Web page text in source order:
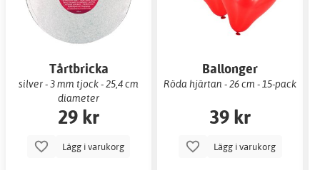
Tårtbricka
silver - 3 mm tjock - 25,4 cm
diameter
29 kr
Lägg i varukorg
Ballonger
Röda hjärtan - 26 cm - 15-pack
39 kr
Lägg i varukorg